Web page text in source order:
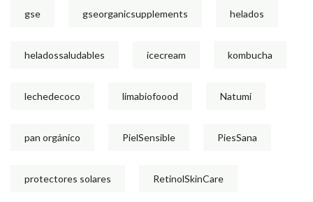
gse gseorganicsupplements helados
heladossaludables icecream kombucha
lechedecoco limabiofoood Natumi
pan orgánico PielSensible PiesSana
protectores solares RetinolSkinCare